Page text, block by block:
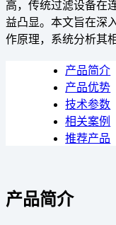
高，传统过滤设备在
益凸显。本文旨在深
作原理，系统分析其
产品简介
产品优势
技术参数
相关案例
推荐产品
产品简介